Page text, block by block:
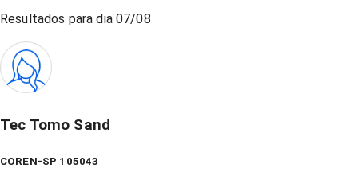
Resultados para dia07/08
Tec Tomo Sand
COREN-SP 105043